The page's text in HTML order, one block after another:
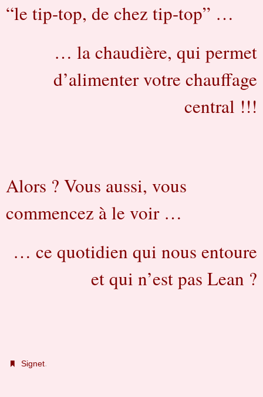
“le tip-top, de chez tip-top” …
… la chaudière, qui permet
d’alimenter votre chauffage
central !!!
Alors ? Vous aussi, vous
commencez à le voir …
… ce quotidien qui nous entoure
et qui n’est pas Lean ?
Signet.